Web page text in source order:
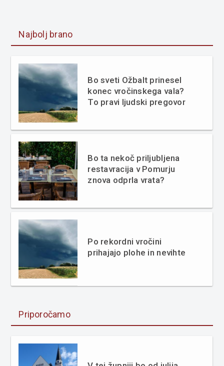
Najbolj brano
Bo sveti Ožbalt prinesel
konec vročinskega vala?
To pravi ljudski pregovor
Bo ta nekoč priljubljena
restavracija v Pomurju
znova odprla vrata?
Po rekordni vročini
prihajajo plohe in nevihte
Priporočamo